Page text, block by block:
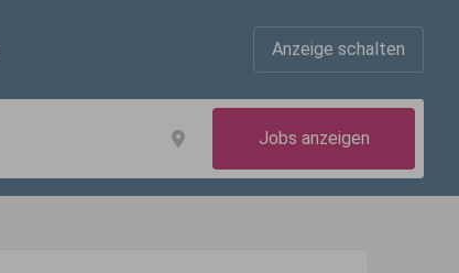
Anzeige schalten
Jobs anzeigen